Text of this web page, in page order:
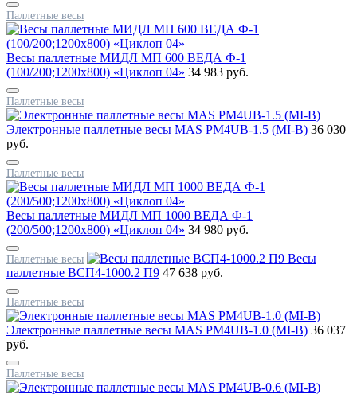
Паллетные весы
Весы паллетные МИДЛ МП 600 ВЕДА Ф-1
(100/200;1200x800) «Циклоп 04» 34 983 руб.
Паллетные весы
Электронные паллетные весы MAS PM4UB-1.5 (MI-B) 36 030
руб.
Паллетные весы
Весы паллетные МИДЛ МП 1000 ВЕДА Ф-1
(200/500;1200x800) «Циклоп 04» 34 980 руб.
Паллетные весы
Весы
паллетные ВСП4-1000.2 П9 47 638 руб.
Паллетные весы
Электронные паллетные весы MAS PM4UB-1.0 (MI-B) 36 037
руб.
Паллетные весы